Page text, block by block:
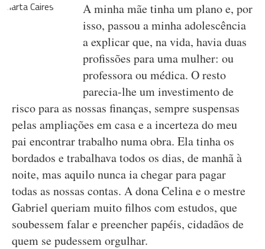
A minha mãe tinha um plano e, por
isso, passou a minha adolescência
a explicar que, na vida, havia duas
profissões para uma mulher: ou
professora ou médica. O resto
parecia-lhe um investimento de
risco para as nossas finanças, sempre suspensas
pelas ampliações em casa e a incerteza do meu
pai encontrar trabalho numa obra. Ela tinha os
bordados e trabalhava todos os dias, de manhã à
noite, mas aquilo nunca ia chegar para pagar
todas as nossas contas. A dona Celina e o mestre
Gabriel queriam muito filhos com estudos, que
soubessem falar e preencher papéis, cidadãos de
quem se pudessem orgulhar.